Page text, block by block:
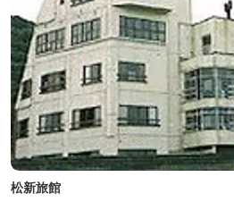
松新旅館